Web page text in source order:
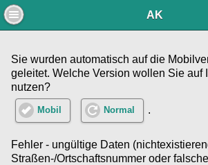
AK
Sie wurden automatisch auf die
geleitet. Welche Version wollen Sie auf
nutzen?
Mobil Normal .
Fehler - ungültige Daten
Straßen-/Ortschaftsnummer oder